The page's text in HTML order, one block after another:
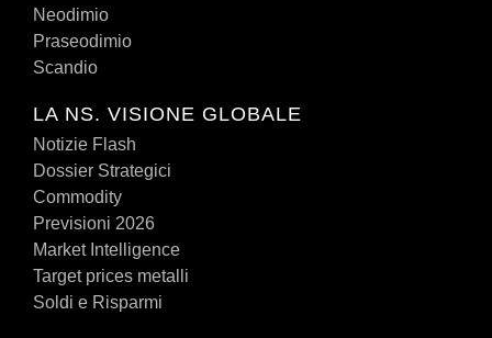
Neodimio
Praseodimio
Scandio
LA NS. VISIONE GLOBALE
Notizie Flash
Dossier Strategici
Commodity
Previsioni 2026
Market Intelligence
Target prices metalli
Soldi e Risparmi